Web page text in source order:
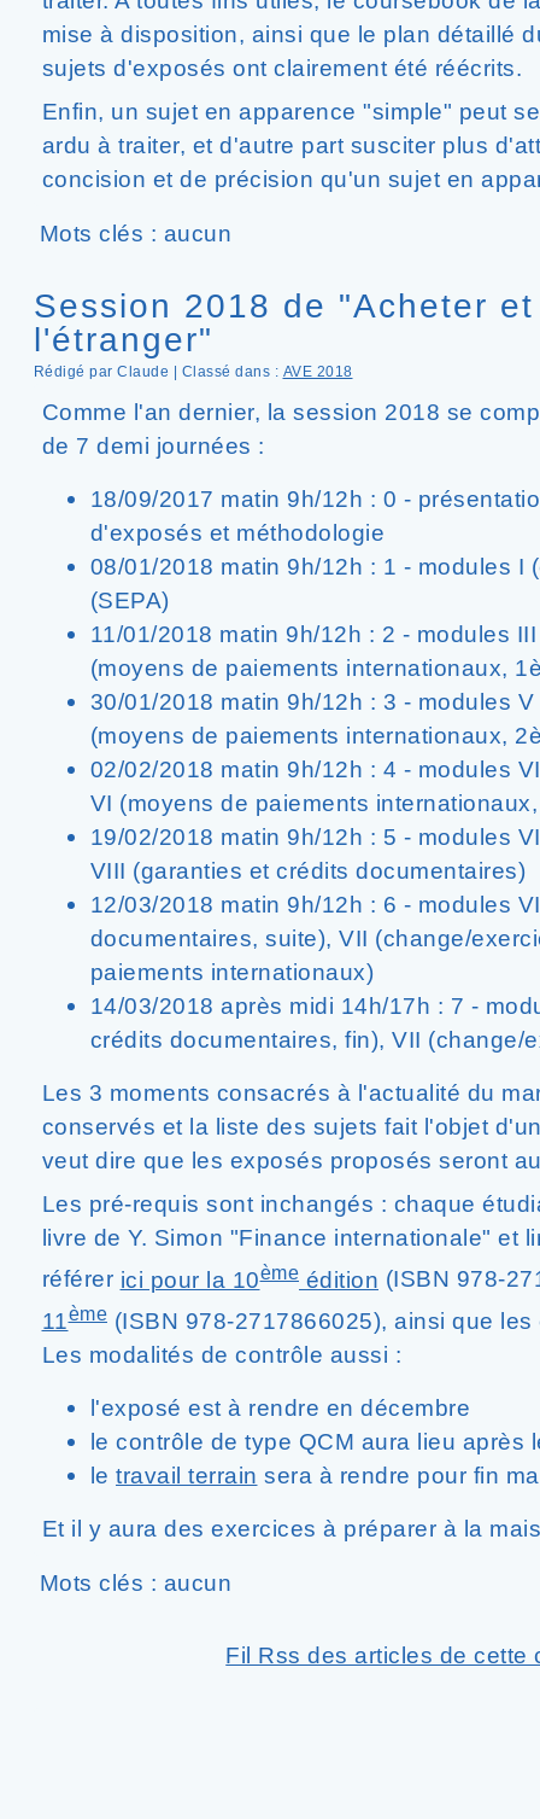
mise à disposition, ainsi que le plan détaillé
sujets d'exposés ont clairement été réécrits.
Enfin, un sujet en apparence "simple" peut
ardu à traiter, et d'autre part susciter plus
concision et de précision qu'un sujet en
Mots clés : aucun
Session 2018 de "Acheter
l'étranger"
Rédigé par Claude | Classé dans : AVE 2018
Comme l'an dernier, la session 2018 se
de 7 demi journées :
18/09/2017 matin 9h/12h : 0 -
d'exposés et méthodologie
08/01/2018 matin 9h/12h : 1 - modules I
(SEPA)
11/01/2018 matin 9h/12h : 2 - modules
(moyens de paiements internationaux,
30/01/2018 matin 9h/12h : 3 - modules
(moyens de paiements internationaux,
02/02/2018 matin 9h/12h : 4 - modules
VI (moyens de paiements
19/02/2018 matin 9h/12h : 5 - modules
VIII (garanties et crédits documentaires)
12/03/2018 matin 9h/12h : 6 - modules
documentaires, suite), VII (change/
paiements internationaux)
14/03/2018 après midi 14h/17h : 7 -
crédits documentaires, fin), VII (change/
Les 3 moments consacrés à l'actualité du
conservés et la liste des sujets fait l'objet
veut dire que les exposés proposés seront
Les pré-requis sont inchangés : chaque
livre de Y. Simon "Finance internationale" et
référer ici pour la 10ème édition (ISBN 978-
11ème (ISBN 978-2717866025), ainsi que
Les modalités de contrôle aussi :
l'exposé est à rendre en décembre
le contrôle de type QCM aura lieu après
le travail terrain sera à rendre pour fin
Et il y aura des exercices à préparer à la
Mots clés : aucun
Fil Rss des articles de cette